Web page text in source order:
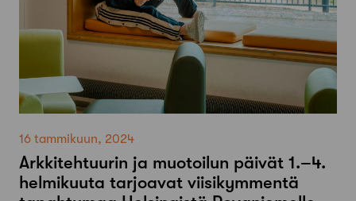
16 tammikuun, 2024
Arkkitehtuurin ja muotoilun päivät 1.–4.
helmikuuta tarjoavat viisikymmentä